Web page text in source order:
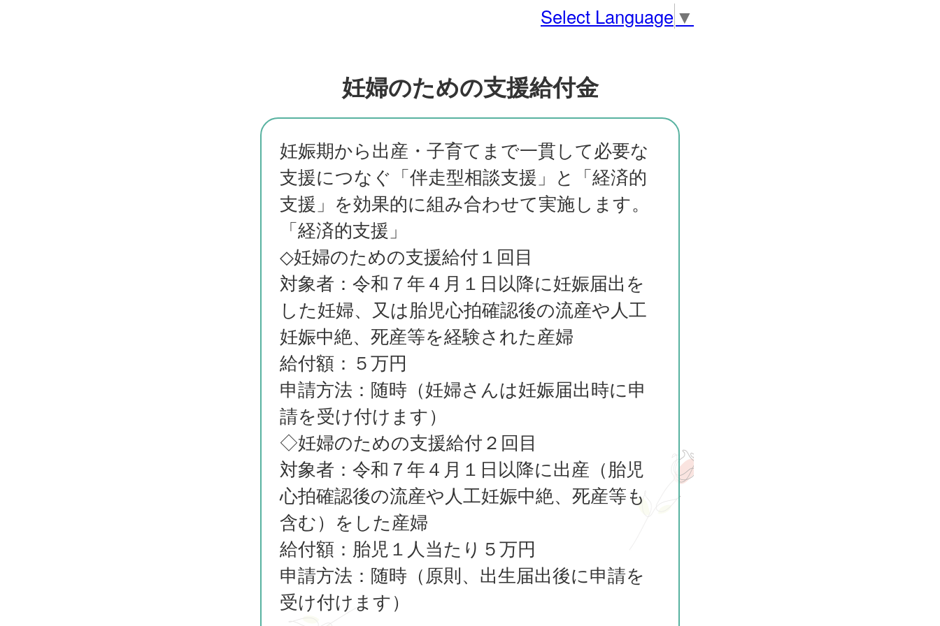
Select Language ▼
妊婦のための支援給付金
妊娠期から出産・子育てまで一貫して必要な
支援につなぐ「伴走型相談支援」と「経済的
支援」を効果的に組み合わせて実施します。
「経済的支援」
◇妊婦のための支援給付１回目
対象者：令和７年４月１日以降に妊娠届出を
した妊婦、又は胎児心拍確認後の流産や人工
妊娠中絶、死産等を経験された産婦
給付額：５万円
申請方法：随時（妊婦さんは妊娠届出時に申
請を受け付けます）
◇妊婦のための支援給付２回目
対象者：令和７年４月１日以降に出産（胎児
心拍確認後の流産や人工妊娠中絶、死産等も
含む）をした産婦
給付額：胎児１人当たり５万円
申請方法：随時（原則、出生届出後に申請を
受け付けます）